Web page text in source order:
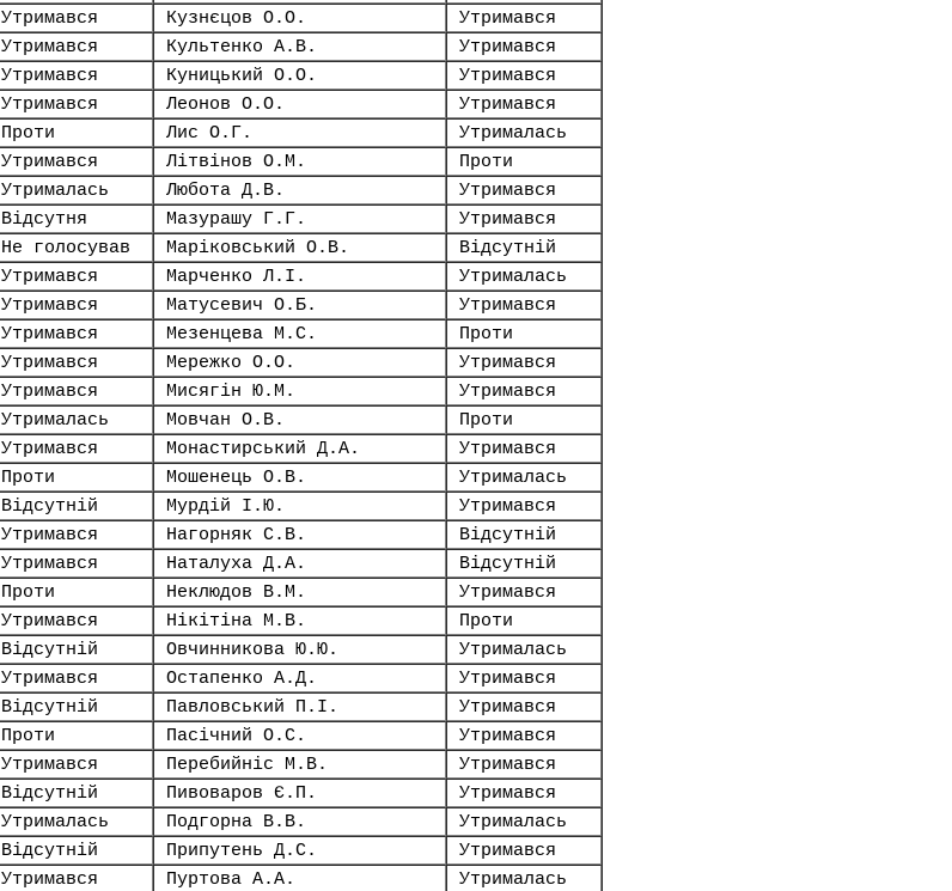
Утримався Кузнєцов О.О.
Утримався
Утримався Культенко А.В.
Утримався
Утримався Куницький О.О.
Утримався
Утримався Леонов О.О.
Утримався
Проти Лис О.Г.
Утрималась
Утримався Літвінов О.М.
Проти
Утрималась Любота Д.В.
Утримався
Відсутня Мазурашу Г.Г.
Утримався
Не голосував Маріковський О.В.
Відсутній
Утримався Марченко Л.І.
Утрималась
Утримався Матусевич О.Б.
Утримався
Утримався Мезенцева М.С.
Проти
Утримався Мережко О.О.
Утримався
Утримався Мисягін Ю.М.
Утримався
Утрималась Мовчан О.В.
Проти
Утримався Монастирський Д.А.
Утримався
Проти Мошенець О.В.
Утрималась
Відсутній Мурдій І.Ю.
Утримався
Утримався Нагорняк С.В.
Відсутній
Утримався Наталуха Д.А.
Відсутній
Проти Неклюдов В.М.
Утримався
Утримався Нікітіна М.В.
Проти
Відсутній Овчинникова Ю.Ю.
Утрималась
Утримався Остапенко А.Д.
Утримався
Відсутній Павловський П.І.
Утримався
Проти Пасічний О.С.
Утримався
Утримався Перебийніс М.В.
Утримався
Відсутній Пивоваров Є.П.
Утримався
Утрималась Подгорна В.В.
Утрималась
Відсутній Припутень Д.С.
Утримався
Утримався Пуртова А.А.
Утрималась